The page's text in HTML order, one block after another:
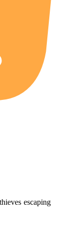
escaping